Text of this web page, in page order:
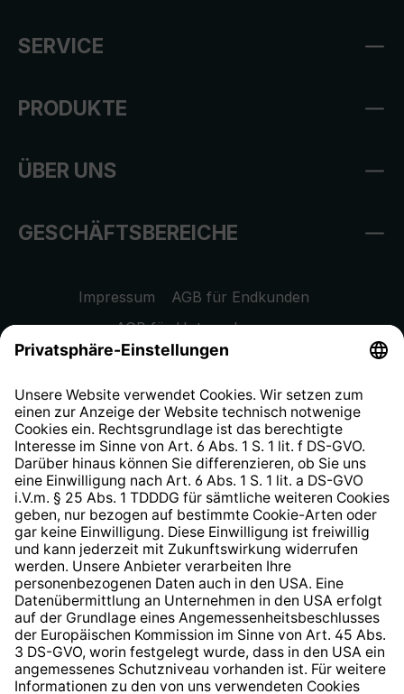
SERVICE
PRODUKTE
ÜBER UNS
GESCHÄFTSBEREICHE
Impressum
AGB für Endkunden
AGB für Unternehmen
Datenschutzhinweis
Widerrufsrecht
Hinweisgeberschutzsystem
Barrierefreiheit